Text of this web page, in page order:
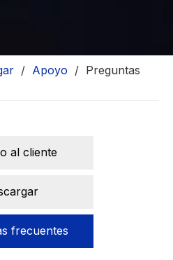
/ Apoyo / Preguntas
al cliente
frecuentes